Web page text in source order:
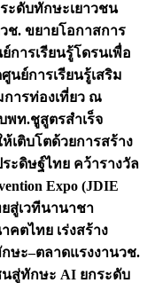
ะดับทักษะเยาวชน
วช. ขยายโอกาสการ
การเรียนรู้โดรนเพื่อ
นย์การเรียนรู้เสริม
การท่องเที่ยว ณ
พท.ชูสูตรสำเร็จ
เติบโตด้วยการสร้าง
ะดิษฐ์ไทย คว้ารางวัล
Expo (JDIE
สู่เวทีนานาชา
ตไทย เร่งสร้าง
กษะ–ตลาดแรงงานวช.
นสู่ทักษะ AI ยกระดับ